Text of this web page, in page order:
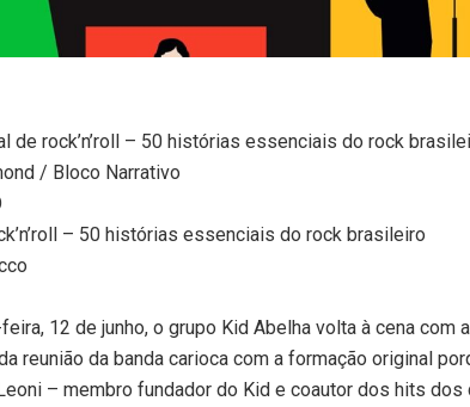
de rock’n’roll – 50 histórias essenciais do rock
/ Bloco Narrativo
– 50 histórias essenciais do rock brasileiro
12 de junho, o grupo Kid Abelha volta à cena com
reunião da banda carioca com a formação original
– membro fundador do Kid e coautor dos hits